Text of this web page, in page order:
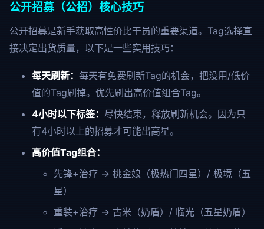
公开招募（公招）核心技巧
公开招募是新手获取高性价比干员的重要渠道。Tag选择直
接决定出货质量，以下是一些实用技巧：
每天刷新： 每天有免费刷新Tag的机会，把没用/低价
值的Tag刷掉。优先刷出高价值组合Tag。
4小时以下标签： 尽快结束，释放刷新机会。因为只
有4小时以上的招募才可能出高星。
高价值Tag组合：
先锋+治疗 → 桃金娘（极热门四星）/ 极境（五
星）
重装+治疗 → 古米（奶盾）/ 临光（五星奶盾）